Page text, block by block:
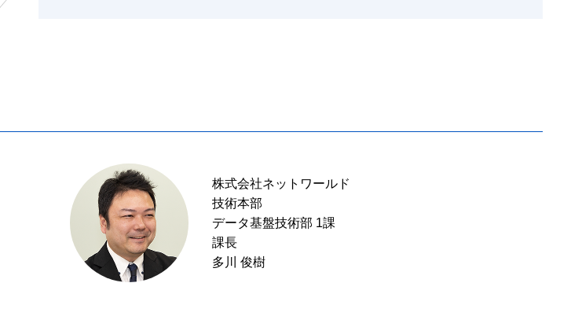
株式会社ネットワールド
技術本部
データ基盤技術部 1課
課長
多川 俊樹